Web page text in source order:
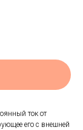
ток от
его с внешней